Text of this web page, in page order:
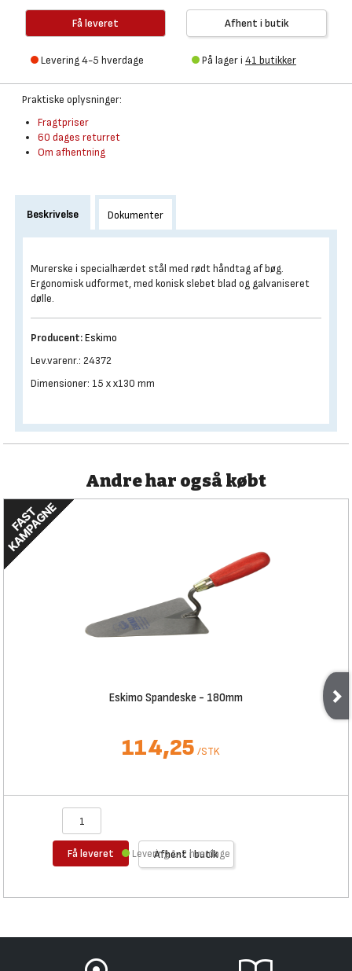
Få leveret
Levering 4-5 hverdage
Afhent i butik
På lager i 41 butikker
Praktiske oplysninger:
Fragtpriser
60 dages returret
Om afhentning
Beskrivelse Dokumenter
Murerske i specialhærdet stål med rødt håndtag af bøg.
Ergonomisk udformet, med konisk slebet blad og galvaniseret
dølle.
Producent:Eskimo
Lev.varenr.: 24372
Dimensioner: 15 x x130 mm
Andre har også købt
Eskimo Spandeske - 180mm
114,25 /STK
Få leveret Afhent i butik
Levering 1-2 hverdage